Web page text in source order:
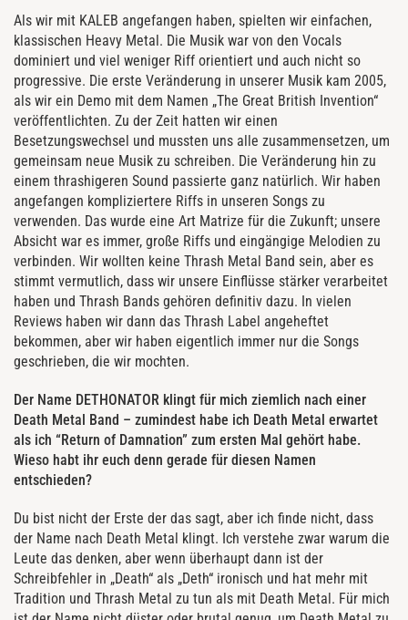
Als wir mit KALEB angefangen haben, spielten wir einfachen,
klassischen Heavy Metal. Die Musik war von den Vocals
dominiert und viel weniger Riff orientiert und auch nicht so
progressive. Die erste Veränderung in unserer Musik kam 2005,
als wir ein Demo mit dem Namen „The Great British Invention“
veröffentlichten. Zu der Zeit hatten wir einen
Besetzungswechsel und mussten uns alle zusammensetzen, um
gemeinsam neue Musik zu schreiben. Die Veränderung hin zu
einem thrashigeren Sound passierte ganz natürlich. Wir haben
angefangen kompliziertere Riffs in unseren Songs zu
verwenden. Das wurde eine Art Matrize für die Zukunft; unsere
Absicht war es immer, große Riffs und eingängige Melodien zu
verbinden. Wir wollten keine Thrash Metal Band sein, aber es
stimmt vermutlich, dass wir unsere Einflüsse stärker verarbeitet
haben und Thrash Bands gehören definitiv dazu. In vielen
Reviews haben wir dann das Thrash Label angeheftet
bekommen, aber wir haben eigentlich immer nur die Songs
geschrieben, die wir mochten.
Der Name DETHONATOR klingt für mich ziemlich nach einer
Death Metal Band – zumindest habe ich Death Metal erwartet
als ich “Return of Damnation” zum ersten Mal gehört habe.
Wieso habt ihr euch denn gerade für diesen Namen
entschieden?
Du bist nicht der Erste der das sagt, aber ich finde nicht, dass
der Name nach Death Metal klingt. Ich verstehe zwar warum die
Leute das denken, aber wenn überhaupt dann ist der
Schreibfehler in „Death“ als „Deth“ ironisch und hat mehr mit
Tradition und Thrash Metal zu tun als mit Death Metal. Für mich